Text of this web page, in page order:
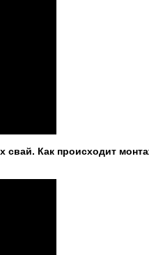
свай. Как происходит